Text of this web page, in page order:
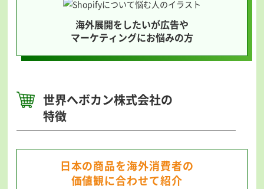
海外展開をしたいが広告や
マーケティングにお悩みの方
世界へボカン株式会社の
特徴
日本の商品を海外消費者の
価値観に合わせて紹介